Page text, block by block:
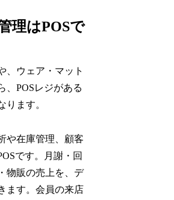
理はPOSで
、ウェア・マット
、POSレジがある
ります。
や在庫管理、顧客
です。月謝・回
物販の売上を、デ
ます。会員の来店